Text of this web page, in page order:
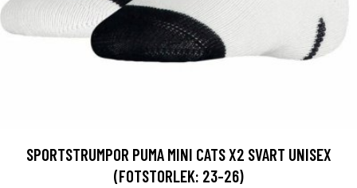
SPORTSTRUMPOR PUMA MINI CATS X2 SVART UNISEX
(FOTSTORLEK: 23-26)